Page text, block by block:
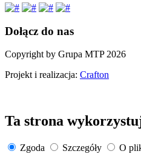
Dołącz do nas
Copyright by Grupa MTP 2026
Projekt i realizacja: Crafton
Ta strona
Zgoda Szczegóły
O